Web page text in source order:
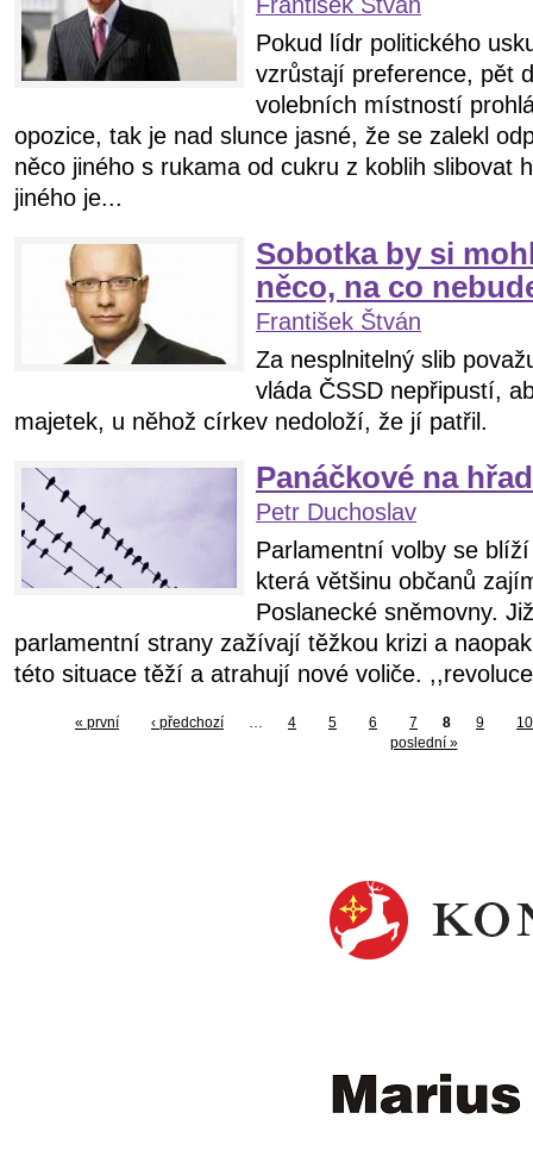
Pokud lídr politického
vzrůstají preference, pět
volebních místností
opozice, tak je nad slunce jasné, že se zalekl
něco jiného s rukama od cukru z koblih slibovat
jiného je...
Sobotka by si
něco, na co
František Štván
Za nesplnitelný slib
vláda ČSSD nepřipustí,
majetek, u něhož církev nedoloží, že jí patřil.
Panáčkové na
Petr Duchoslav
Parlamentní volby se
která většinu občanů
Poslanecké sněmovny.
parlamentní strany zažívají těžkou krizi a
této situace těží a atrahují nové voliče.
« první ‹ předchozí … 4 5 6 7 8 9
10
poslední »